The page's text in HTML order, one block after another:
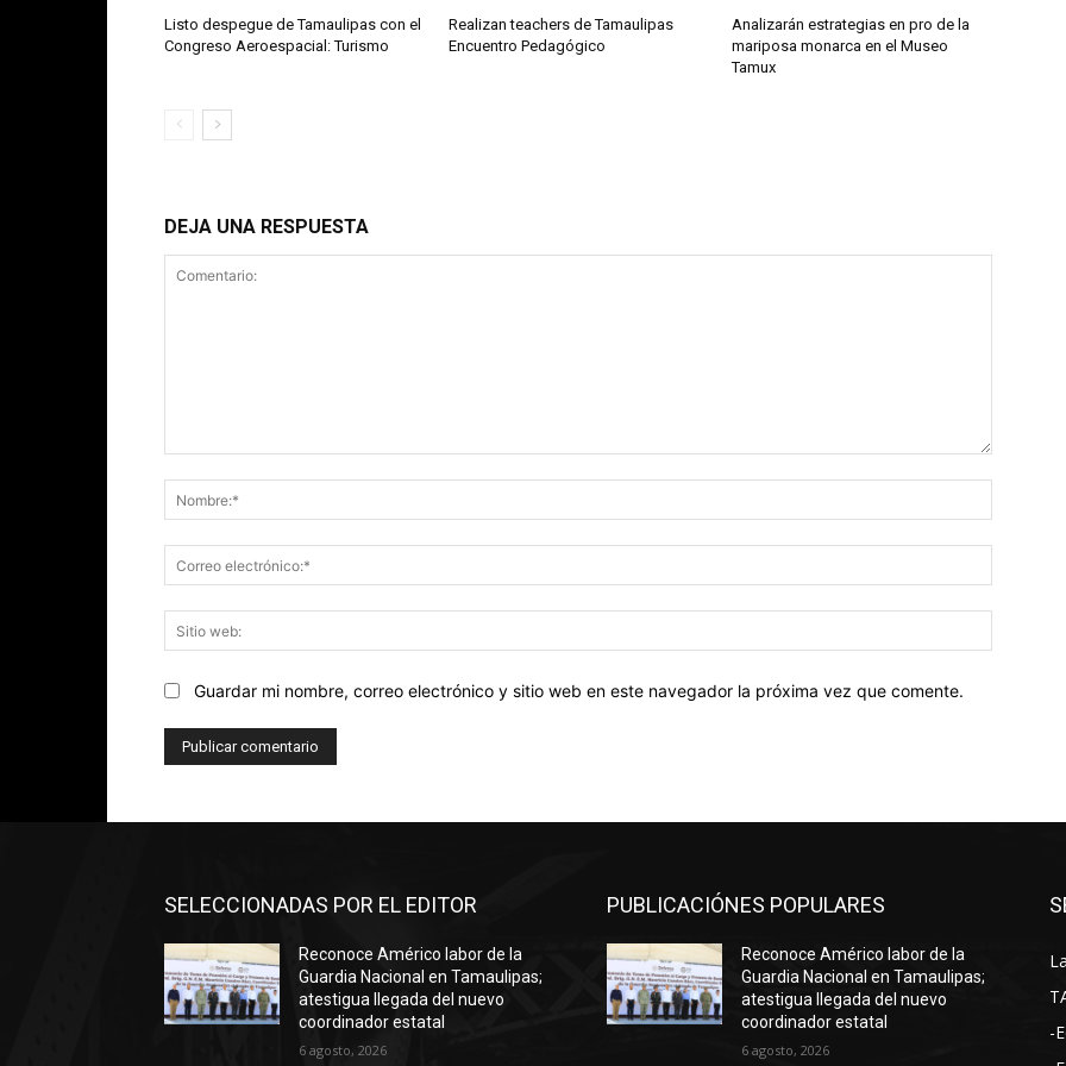
Listo despegue de Tamaulipas con el
Congreso Aeroespacial: Turismo
Realizan teachers de Tamaulipas
Encuentro Pedagógico
Analizarán estrategias en pro de la
mariposa monarca en el Museo
Tamux
DEJA UNA RESPUESTA
web:
Guardar mi nombre, correo electrónico y sitio web en este navegador la próxima vez que comente.
SELECCIONADAS POR EL EDITOR
Reconoce Américo labor de la
Guardia Nacional en Tamaulipas;
atestigua llegada del nuevo
coordinador estatal
6 agosto, 2026
PUBLICACIÓNES POPULARES
Reconoce Américo labor de la
Guardia Nacional en Tamaulipas;
atestigua llegada del nuevo
coordinador estatal
6 agosto, 2026
-